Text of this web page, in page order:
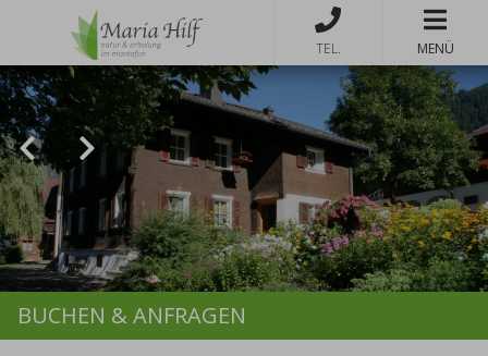
MENÜ
BUCHEN & ANFRAGEN